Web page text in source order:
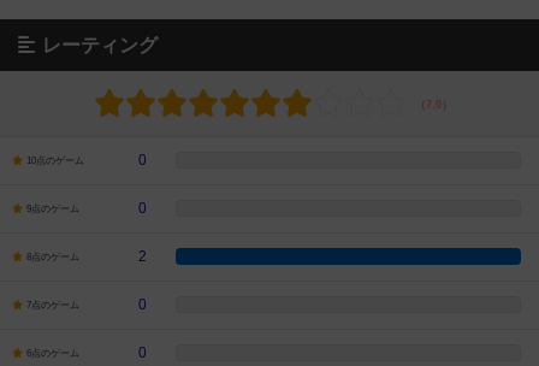
レーティング
10点のゲーム 0
9点のゲーム 0
8点のゲーム 2
7点のゲーム 0
6点のゲーム 0